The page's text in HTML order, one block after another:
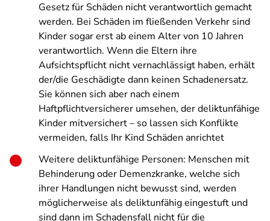
Gesetz für Schäden nicht verantwortlich gemacht
werden. Bei Schäden im fließenden Verkehr sind
Kinder sogar erst ab einem Alter von 10 Jahren
verantwortlich. Wenn die Eltern ihre
Aufsichtspflicht nicht vernachlässigt haben, erhält
der/die Geschädigte dann keinen Schadenersatz.
Sie können sich aber nach einem
Haftpflichtversicherer umsehen, der deliktunfähige
Kinder mitversichert – so lassen sich Konflikte
vermeiden, falls Ihr Kind Schäden anrichtet
Weitere deliktunfähige Personen: Menschen mit
Behinderung oder Demenzkranke, welche sich
ihrer Handlungen nicht bewusst sind, werden
möglicherweise als deliktunfähig eingestuft und
sind dann im Schadensfall nicht für die